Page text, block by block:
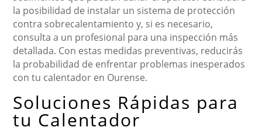
la posibilidad de instalar un sistema de protección
contra sobrecalentamiento y, si es necesario,
consulta a un profesional para una inspección más
detallada. Con estas medidas preventivas, reducirás
la probabilidad de enfrentar problemas inesperados
con tu calentador en Ourense.
Soluciones Rápidas para
tu Calentador